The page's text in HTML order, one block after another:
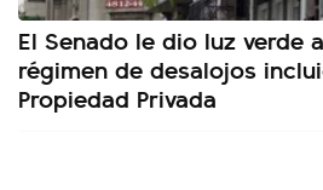
El Senado le dio luz verde
régimen de desalojos
Propiedad Privada